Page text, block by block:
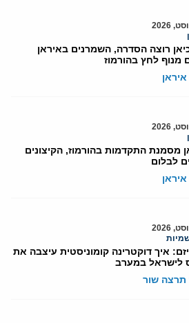
רוצה הסדרה, השמרנים באיראן
מנוף לחץ בהורמוז
מסמנת התקדמות בהורמוז, הקיצונים
לבלום
איך דוקטרינה קומוניסטית עיצבה את
לישראל במערב
תרצה שור